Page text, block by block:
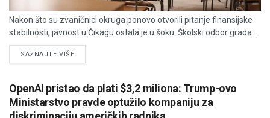
Nakon što su zvaničnici okruga ponovo otvorili pitanje finansijske
stabilnosti, javnost u Čikagu ostala je u šoku. Školski odbor grada...
SAZNAJTE VIŠEDETAILS
OpenAI pristao da plati $3,2 miliona: Trump-ovo
Ministarstvo pravde optužilo kompaniju za